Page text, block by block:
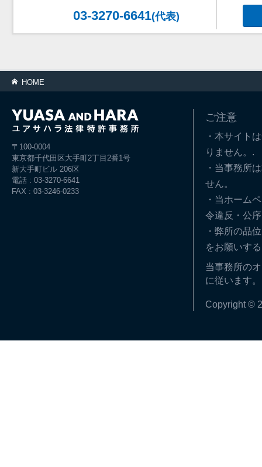
03-3270-6641(代表)
HOME
〒100-0004
東京都千代田区大手町2丁目2番1号
新大手町ビル 206区
電話 : 03-3270-6641
FAX : 03-3246-0233
ご注意
・本サイト
りません。.
・当事務所
せん。
・当ホーム
令違反・公
・弊所の品
をお願いす
当事務所の
に従います。
Copyright ©